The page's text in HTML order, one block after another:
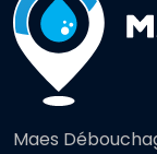
Maes